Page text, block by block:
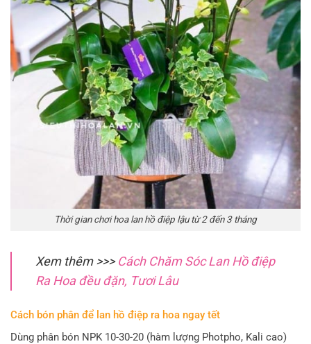
Thời gian chơi hoa lan hồ điệp lậu từ 2 đến 3 tháng
Xem thêm >>>Cách Chăm Sóc Lan Hồ điệp
Ra Hoa đều đặn, Tươi Lâu
Cách bón phân để lan hồ điệp ra hoa ngay tết
Dùng phân bón NPK 10-30-20 (hàm lượng Photpho, Kali cao)